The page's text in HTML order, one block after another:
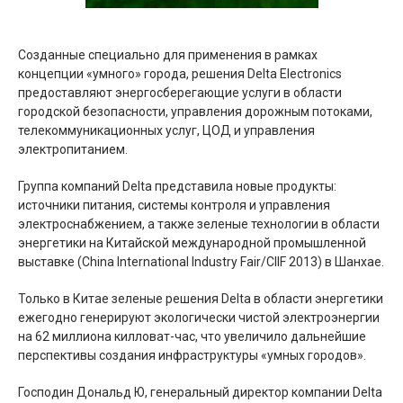
Созданные специально для применения в рамках
концепции «умного» города, решения Delta Electronics
предоставляют энергосберегающие услуги в области
городской безопасности, управления дорожным потоками,
телекоммуникационных услуг, ЦОД и управления
электропитанием.
Группа компаний Delta представила новые продукты:
источники питания, системы контроля и управления
электроснабжением, а также зеленые технологии в области
энергетики на Китайской международной промышленной
выставке (China International Industry Fair/CIIF 2013) в Шанхае.
Только в Китае зеленые решения Delta в области энергетики
ежегодно генерируют экологически чистой электроэнергии
на 62 миллиона килловат-час, что увеличило дальнейшие
перспективы создания инфраструктуры «умных городов».
Господин Дональд Ю, генеральный директор компании Delta